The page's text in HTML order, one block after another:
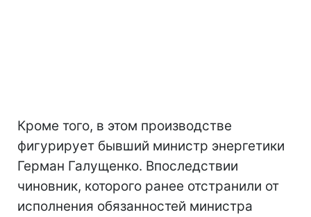
Кроме того, в этом производстве
фигурирует бывший министр энергетики
Герман Галущенко. Впоследствии
чиновник, которого ранее отстранили от
исполнения обязанностей министра